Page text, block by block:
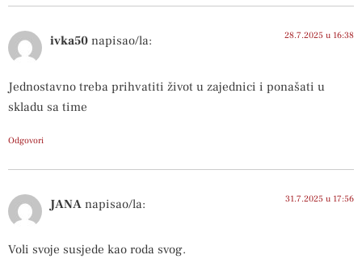
ivka50 napisao/la: 28.7.2025 u 16:38
Jednostavno treba prihvatiti život u zajednici i ponašati u
skladu sa time
Odgovori
JANA napisao/la: 31.7.2025 u 17:56
Voli svoje susjede kao roda svog.